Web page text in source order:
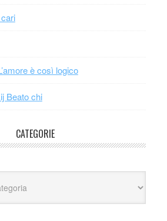
è così logico
Beato chi
CATEGORIE